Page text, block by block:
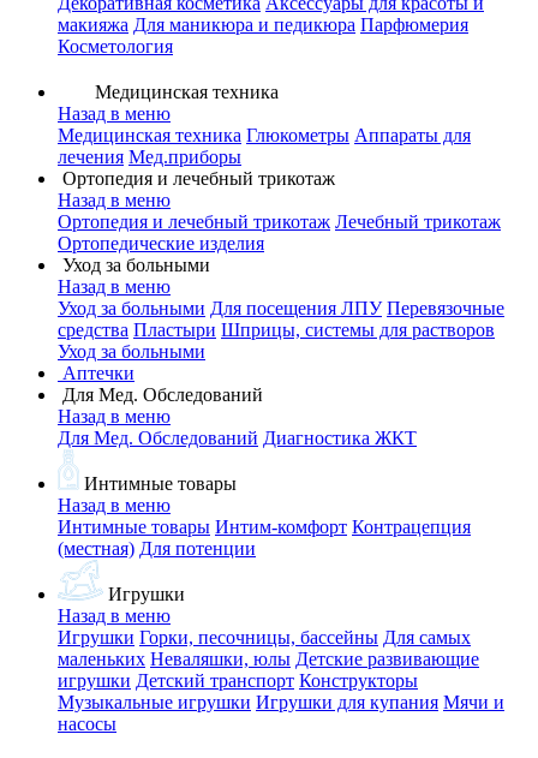
макияжа Для маникюра и педикюра Парфюмерия
Косметология
Медицинская техника
Назад в меню
Медицинская техника Глюкометры Аппараты для
лечения Мед.приборы
Ортопедия и лечебный трикотаж
Назад в меню
Ортопедия и лечебный трикотаж Лечебный трикотаж
Ортопедические изделия
Уход за больными
Назад в меню
Уход за больными Для посещения ЛПУ Перевязочные
средства Пластыри Шприцы, системы для растворов
Уход за больными
Аптечки
Для Мед. Обследований
Назад в меню
Для Мед. Обследований Диагностика ЖКТ
Интимные товары
Назад в меню
Интимные товары Интим-комфорт Контрацепция
(местная) Для потенции
Игрушки
Назад в меню
Игрушки Горки, песочницы, бассейны Для самых
маленьких Неваляшки, юлы Детские развивающие
игрушки Детский транспорт Конструкторы
Музыкальные игрушки Игрушки для купания Мячи и
насосы